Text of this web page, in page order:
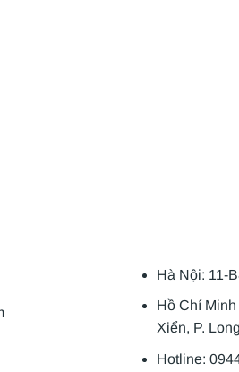
Hà Nội: 11-
Hồ Chí
Xiển, P.
Hotline: